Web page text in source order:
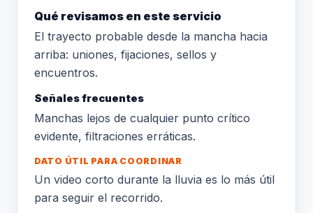
Qué revisamos en este servicio
El trayecto probable desde la mancha hacia
arriba: uniones, fijaciones, sellos y
encuentros.
Señales frecuentes
Manchas lejos de cualquier punto crítico
evidente, filtraciones erráticas.
DATO ÚTIL PARA COORDINAR
Un video corto durante la lluvia es lo más útil
para seguir el recorrido.